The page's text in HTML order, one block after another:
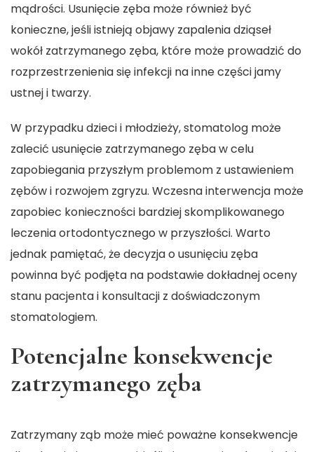
mądrości. Usunięcie zęba może również być
konieczne, jeśli istnieją objawy zapalenia dziąseł
wokół zatrzymanego zęba, które może prowadzić do
rozprzestrzenienia się infekcji na inne części jamy
ustnej i twarzy.
W przypadku dzieci i młodzieży, stomatolog może
zalecić usunięcie zatrzymanego zęba w celu
zapobiegania przyszłym problemom z ustawieniem
zębów i rozwojem zgryzu. Wczesna interwencja może
zapobiec konieczności bardziej skomplikowanego
leczenia ortodontycznego w przyszłości. Warto
jednak pamiętać, że decyzja o usunięciu zęba
powinna być podjęta na podstawie dokładnej oceny
stanu pacjenta i konsultacji z doświadczonym
stomatologiem.
Potencjalne konsekwencje
zatrzymanego zęba
Zatrzymany ząb może mieć poważne konsekwencje